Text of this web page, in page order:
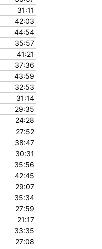
31:11
42:03
44:54
35:57
41:21
37:36
43:59
32:53
31:14
29:35
24:28
27:52
38:47
30:31
35:56
42:45
29:07
35:34
27:59
21:17
33:35
27:08